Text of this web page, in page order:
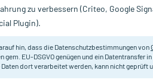
Nur für kurze Zeit:Gratis-Versand*
1X2.5 ml
zu verbessern (Criteo, Google
Plugin).
hin, dass die Datenschutzbestimmungen von
gem. EU-DSGVO genügen und ein
Daten dort verarbeitet werden, kann nicht geprüft